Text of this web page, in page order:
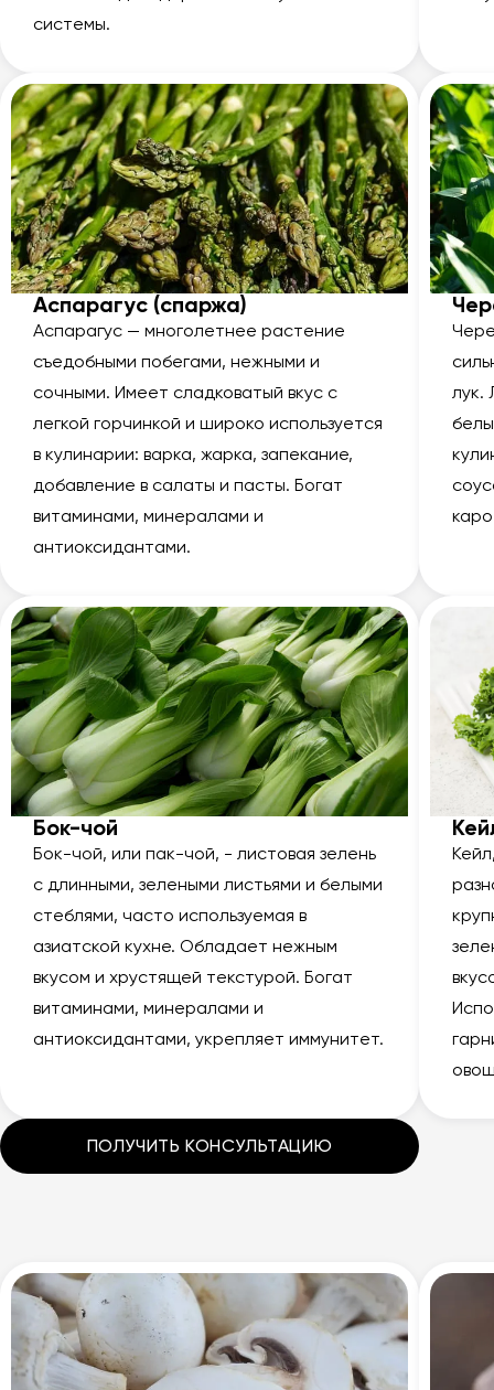
системы.
Аспарагус (спаржа)
Аспарагус — многолетнее растение
съедобными побегами, нежными и
сочными. Имеет сладковатый вкус с
легкой горчинкой и широко используется
в кулинарии: варка, жарка, запекание,
добавление в салаты и пасты. Богат
витаминами, минералами и
антиоксидантами.
лук.
Бок-чой
Бок-чой, или пак-чой, - листовая зелень
с длинными, зелеными листьями и белыми
стеблями, часто используемая в
азиатской кухне. Обладает нежным
вкусом и хрустящей текстурой. Богат
витаминами, минералами и
антиоксидантами, укрепляет иммунитет.
ПОЛУЧИТЬ КОНСУЛЬТАЦИЮ